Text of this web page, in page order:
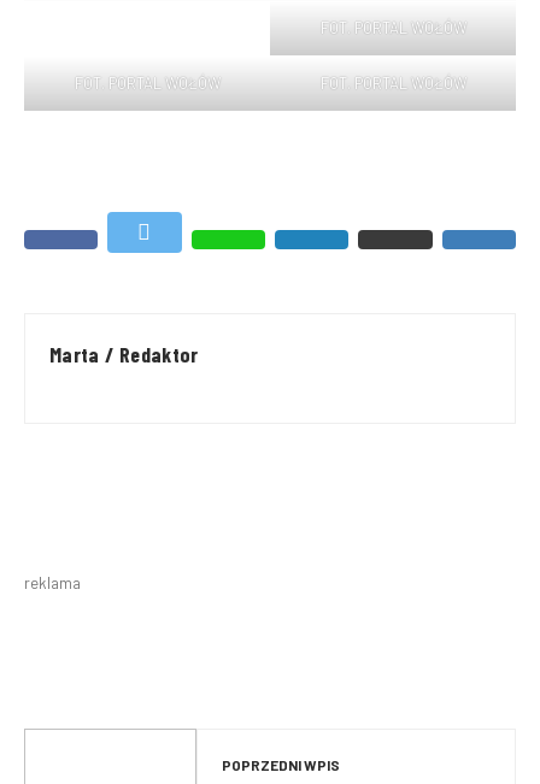
FOT. PORTAL WOŁÓW
FOT. PORTAL WOŁÓW FOT. PORTAL WOŁÓW
Marta / Redaktor
reklama
POPRZEDNI WPIS